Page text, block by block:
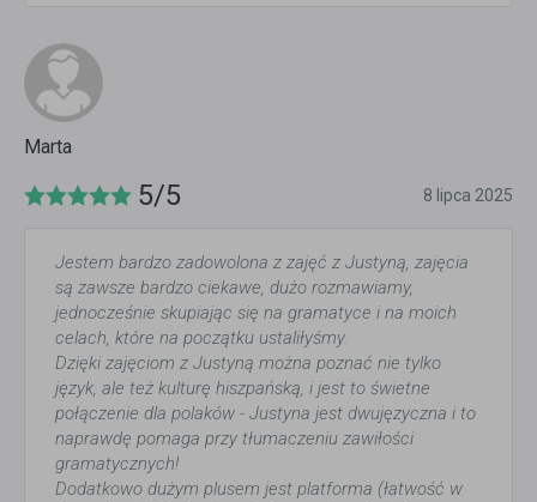
Marta
5/5 8 lipca 2025
Jestem bardzo zadowolona z zajęć z Justyną, zajęcia
są zawsze bardzo ciekawe, dużo rozmawiamy,
jednocześnie skupiając się na gramatyce i na moich
celach, które na początku ustaliłyśmy.
Dzięki zajęciom z Justyną można poznać nie tylko
język, ale też kulturę hiszpańską, i jest to świetne
połączenie dla polaków - Justyna jest dwujęzyczna i to
naprawdę pomaga przy tłumaczeniu zawiłości
gramatycznych!
Dodatkowo dużym plusem jest platforma (łatwość w